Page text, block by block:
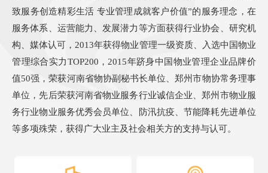
致服务创造精彩生活 专业管理成就客户价值”的服务理念，在
服务体系、运营能力、发展潜力等方面获得行业协会、研究机
构、媒体认可，2013年获得物业管理一级资质、入选中国物业
管理综合实力TOP200，2015年跻身中国物业管理企业品牌价
值50强，荣获河南省物协副秘书长单位、郑州市物协常务理事
单位，先后荣获河南省物业服务行业诚信企业、郑州市物业服
务行业物业服务优秀会员单位、防汛抗疫、节能降耗先进单位
等多项殊荣，获得广大业主及社会相关方的支持与认可。